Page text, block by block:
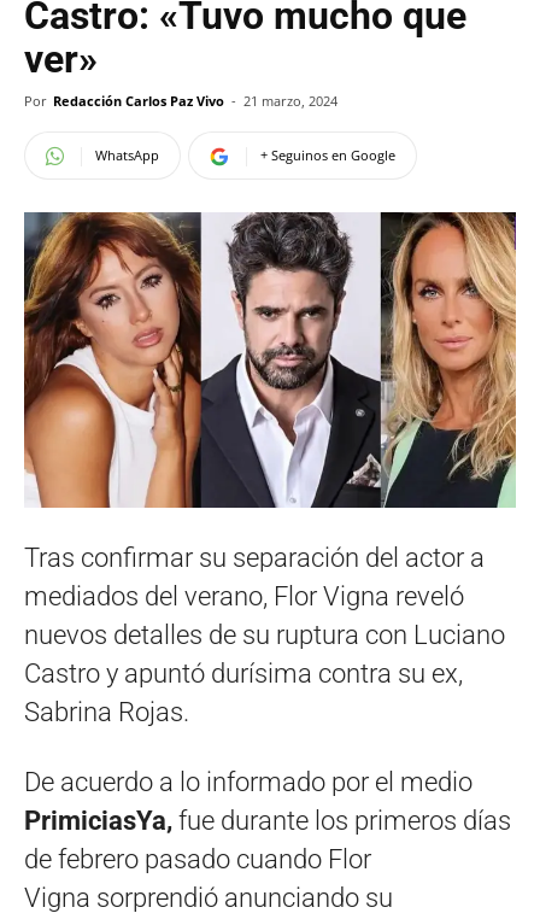
Castro: «Tuvo mucho que
ver»
Por Redacción Carlos Paz Vivo - 21 marzo, 2024
WhatsApp + Seguinos en Google
Tras confirmar su separación del actor a
mediados del verano, Flor Vigna reveló
nuevos detalles de su ruptura con Luciano
Castro y apuntó durísima contra su ex,
Sabrina Rojas.
De acuerdo a lo informado por el medio
PrimiciasYa, fue durante los primeros días
de febrero pasado cuando Flor
Vigna sorprendió anunciando su